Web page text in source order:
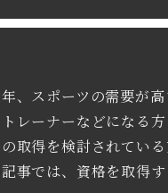
、スポーツの需要が
レーナーなどになる
取得を検討されてい
記事では、資格を取得